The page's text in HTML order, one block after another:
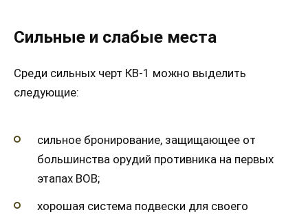
Сильные и слабые места
Среди сильных черт КВ-1 можно выделить
следующие:
сильное бронирование, защищающее от
большинства орудий противника на первых
этапах ВОВ;
хорошая система подвески для своего